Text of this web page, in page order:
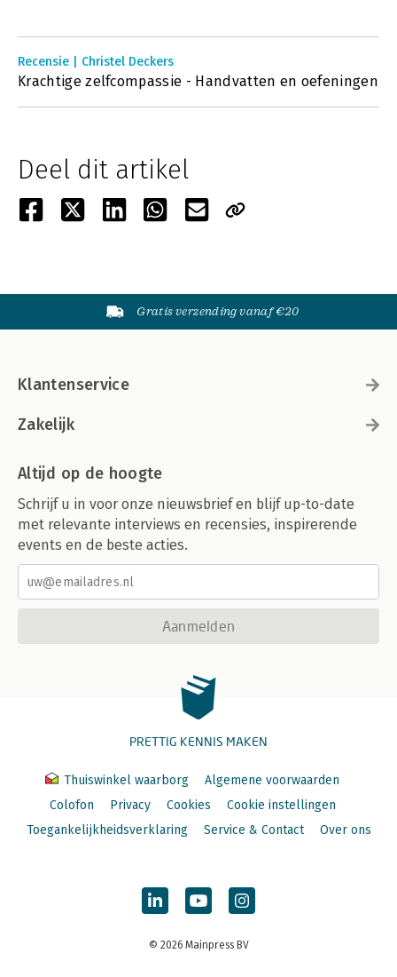
Recensie | Christel Deckers
Krachtige zelfcompassie - Handvatten en oefeningen
Deel dit artikel
Gratis verzending vanaf €20
Klantenservice
Zakelijk
Altijd op de hoogte
Schrijf u in voor onze nieuwsbrief en blijf up-to-date
met relevante interviews en recensies, inspirerende
events en de beste acties.
Aanmelden
PRETTIG KENNIS MAKEN
Thuiswinkel waarborg
Algemene voorwaarden
Colofon
Privacy Cookies
Cookie instellingen
Toegankelijkheidsverklaring
Service & Contact Over ons
© 2026 Mainpress BV